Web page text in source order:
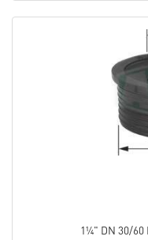
1¼" DN 30/60